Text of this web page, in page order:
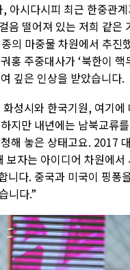
아시다시피 최근 한중관
음 떨어져 있는 저희 같은
의 마중물 차원에서 추진
홍 주중대사가 ‘북한이
깊은 인상을 받았습니다.
성시와 한국기원, 여기
지만 내년에는 남북교류
해 놓은 상태고요. 2017
자는 아이디어 차원에
니다. 중국과 미국이 핑퐁
니다.”